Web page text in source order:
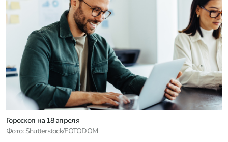
Гороскоп на 18 апреля
Фото: Shutterstock/FOTODOM